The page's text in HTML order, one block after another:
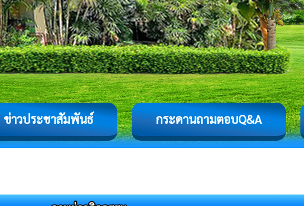
ข่าวประชาสัมพันธ์ กระดานถามตอบQ&A